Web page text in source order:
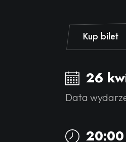
Kup bilet
26
Data